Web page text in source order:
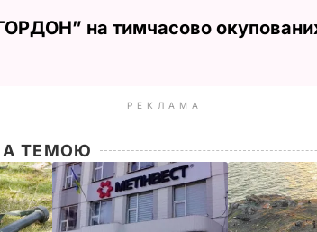
на тимчасово
РЕКЛАМА
ТЕМОЮ